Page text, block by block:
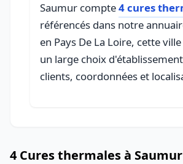
Saumur compte4 cures
référencés dans notre
en Pays De La Loire, cette
un large choix
clients, coordonnées et
4 Cures thermales à Saumur